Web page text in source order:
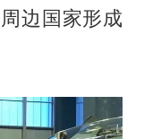
边国家形成